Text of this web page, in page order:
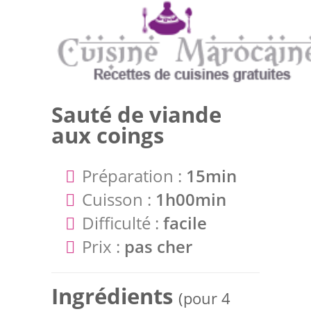
Sauté de viande
aux coings
Préparation : 15min
Cuisson : 1h00min
Difficulté : facile
Prix : pas cher
Ingrédients (pour 4